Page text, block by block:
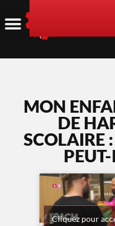
MON
DE
SCOLAIRE
PEUT-
Cliquez pour